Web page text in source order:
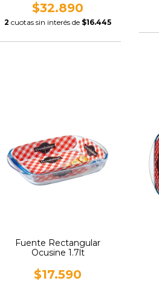
$32.890
2 cuotas sin interés de $16.445
Fuente Rectangular
Ocusine 1.7lt
$17.590